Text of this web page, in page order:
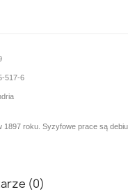
517-6
1897 roku. Syzyfowe prace są
(0)